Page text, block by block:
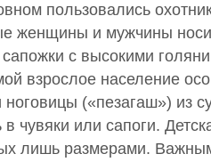
пользовались
женщины и мужчины
сапожки с высокими
взрослое население
ноговицы («пезагаш») из
чувяки или сапоги.
лишь размерами.